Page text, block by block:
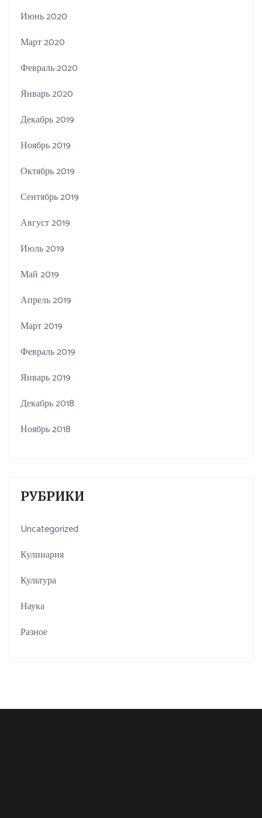
Июнь 2020
Март 2020
Февраль 2020
Январь 2020
Декабрь 2019
Ноябрь 2019
Октябрь 2019
Сентябрь 2019
Август 2019
Июль 2019
Май 2019
Апрель 2019
Март 2019
Февраль 2019
Январь 2019
Декабрь 2018
Ноябрь 2018
РУБРИКИ
Uncategorized
Кулинария
Культура
Наука
Разное